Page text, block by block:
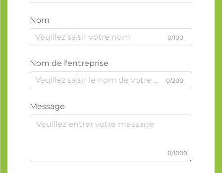
Nom
0/100
Nom de l'entreprise
0/200
Message
0/1000